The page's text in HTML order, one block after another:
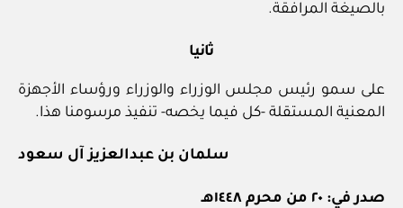
بالصيغة المرافقة.
ثانيا
على سمو رئيس مجلس الوزراء والوزراء ورؤساء الأجهزة
المعنية المستقلة -كل فيما يخصه- تنفيذ مرسومنا هذا.
سلمان بن عبدالعزيز آل سعود
صدر في: ٢٠ من محرم ١٤٤٨هـ